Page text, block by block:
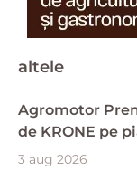
altele
Agromotor
de KRONE pe
3 aug 2026